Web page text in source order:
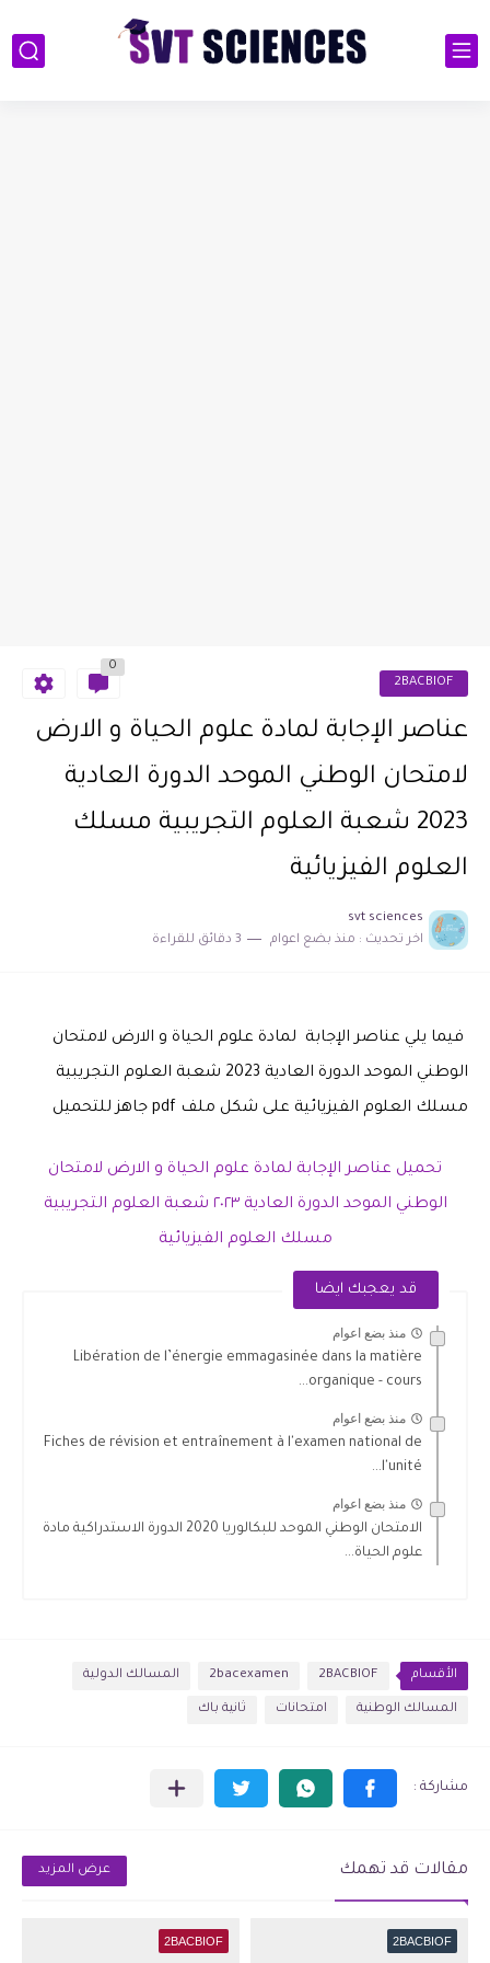
2BACBIOF
0
عناصر الإجابة لمادة علوم الحياة و الارض
لامتحان الوطني الموحد الدورة العادية
2023 شعبة العلوم التجريبية مسلك
العلوم الفيزيائية
svt sciences
اخر تحديث : منذ بضع اعوام 3 دقائق للقراءة
فيما يلي عناصر الإجابة لمادة علوم الحياة و الارض لامتحان
الوطني الموحد الدورة العادية 2023 شعبة العلوم التجريبية
مسلك العلوم الفيزيائية على شكل ملف pdf جاهز للتحميل
تحميل عناصر الإجابة لمادة علوم الحياة و الارض لامتحان
الوطني الموحد الدورة العادية ٢٠٢٣ شعبة العلوم التجريبية
مسلك العلوم الفيزيائية
قد يعجبك ايضا
منذ بضع اعوام
Libération de l’énergie emmagasinée dans la matière
organique - cours...
منذ بضع اعوام
Fiches de révision et entraînement à l'examen national de
l'unité...
منذ بضع اعوام
الامتحان الوطني الموحد للبكالوريا 2020 الدورة الاستدراكية مادة
علوم الحياة...
الأقسام 2BACBIOF
2bacexamen المسالك الدولية
المسالك الوطنية امتحانات ثانية باك
مقالات قد تهمك عرض المزيد
2BACBIOF
2BACBIOF